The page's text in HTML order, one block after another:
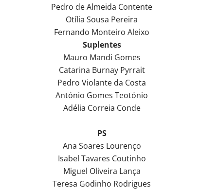
Pedro de Almeida Contente
Otília Sousa Pereira
Fernando Monteiro Aleixo
Suplentes
Mauro Mandi Gomes
Catarina Burnay Pyrrait
Pedro Violante da Costa
António Gomes Teotónio
Adélia Correia Conde
PS
Ana Soares Lourenço
Isabel Tavares Coutinho
Miguel Oliveira Lança
Teresa Godinho Rodrigues